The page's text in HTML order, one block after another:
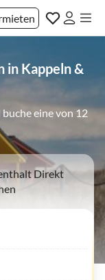
in Kappeln &
eine von 12
Direkt